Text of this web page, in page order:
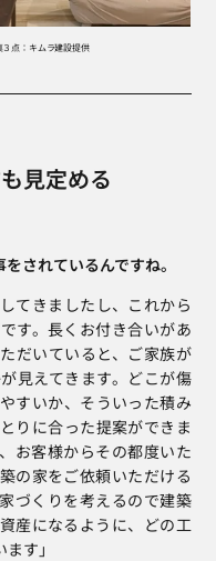
点：キムラ建設提供
見定める
されているんですね。
てきましたし、これから
す。長くお付き合いがあ
だいていると、ご家族が
見えてきます。どこが傷
すいか、そういった積み
りに合った提案ができま
お客様からその都度いた
の家をご依頼いただける
づくりを考えるので建築
産になるように、どの工
す」